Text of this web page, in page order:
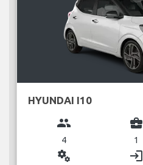
HYUNDAI I10
group
4
business_center
1
miscellaneous_services login